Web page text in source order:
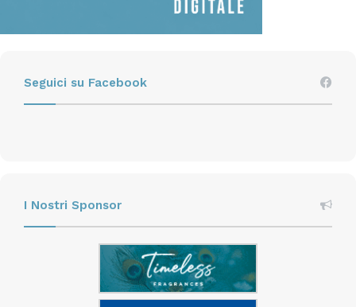
Seguici su Facebook
I Nostri Sponsor